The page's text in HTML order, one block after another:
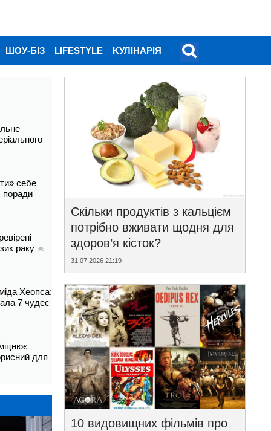
ШОУ-БІЗ LIFESTYLE KУЛІНАРІЯ
себе
поради
раку
Хеопса:
7 чудес
для
Скільки продуктів з кальцієм
потрібно вживати щодня для
здоров’я кісток?
31.07.2026 21:19
10 видовищних фільмів про